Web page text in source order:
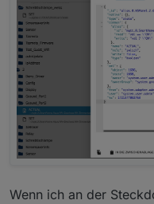
Wenn ich an der